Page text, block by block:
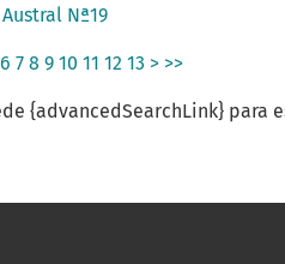
Nª19
6 7 8 9 10 11 12 13 > >>
{advancedSearchLink} para